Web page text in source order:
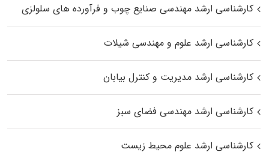
کارشناسی ارشد مهندسی صنایع چوب و فرآورده‌ های سلولزی
کارشناسی ارشد علوم و مهندسی شیلات
کارشناسی ارشد مدیریت و کنترل بیابان
کارشناسی ارشد مهندسی فضای سبز
کارشناسی ارشد علوم محیط‌ زیست